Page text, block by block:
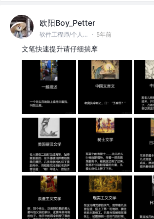
欧阳Boy_Petter
软件工程师/个人开发者 @网易 · 5年前
文笔快速提升请仔细揣摩